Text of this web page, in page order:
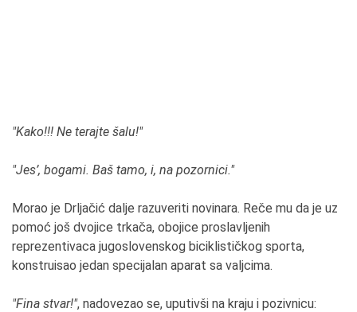
"Kako!!! Ne terajte šalu!"
"Jes’, bogami. Baš tamo, i, na pozornici."
Morao je Drljačić dalje razuveriti novinara. Reče mu da je uz
pomoć još dvojice trkača, obojice proslavljenih
reprezentivaca jugoslovenskog biciklističkog sporta,
konstruisao jedan specijalan aparat sa valjcima.
"Fina stvar!", nadovezao se, uputivši na kraju i pozivnicu: